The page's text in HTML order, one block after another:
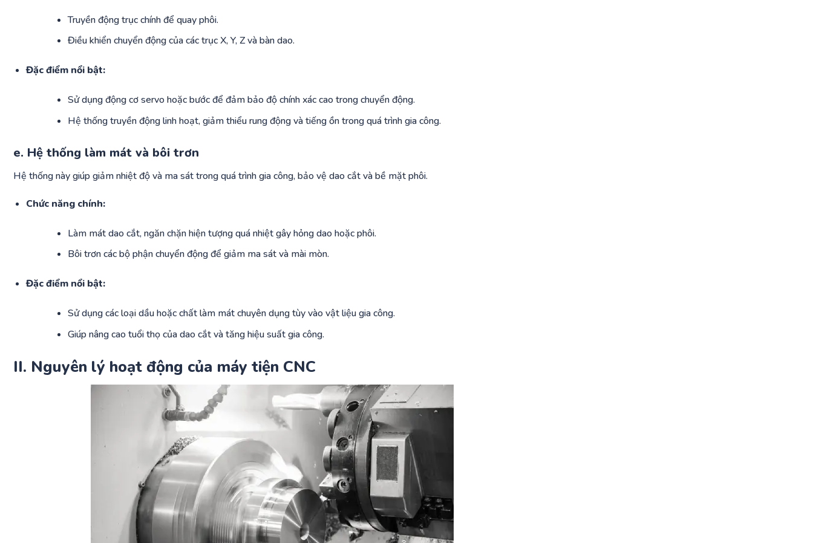
Truyền động trục chính để quay phôi.
Điều khiển chuyển động của các trục X, Y, Z và bàn dao.
Đặc điểm nổi bật:
Sử dụng động cơ servo hoặc bước để đảm bảo độ chính xác cao trong chuyển động.
Hệ thống truyền động linh hoạt, giảm thiểu rung động và tiếng ồn trong quá trình gia công.
e. Hệ thống làm mát và bôi trơn
Hệ thống này giúp giảm nhiệt độ và ma sát trong quá trình gia công, bảo vệ dao cắt và bề mặt phôi.
Chức năng chính:
Làm mát dao cắt, ngăn chặn hiện tượng quá nhiệt gây hỏng dao hoặc phôi.
Bôi trơn các bộ phận chuyển động để giảm ma sát và mài mòn.
Đặc điểm nổi bật:
Sử dụng các loại dầu hoặc chất làm mát chuyên dụng tùy vào vật liệu gia công.
Giúp nâng cao tuổi thọ của dao cắt và tăng hiệu suất gia công.
II. Nguyên lý hoạt động của máy tiện CNC